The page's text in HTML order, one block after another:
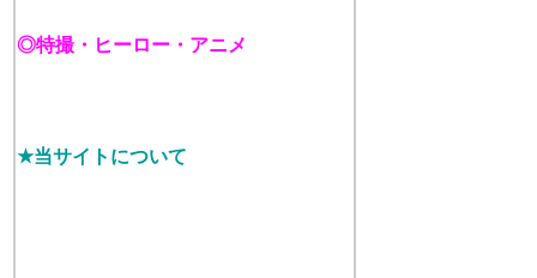
◎特撮・ヒーロー・アニメ
★当サイトについて